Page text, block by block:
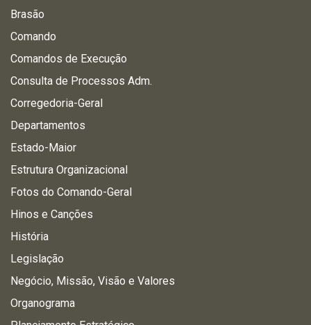
Brasão
Comando
Comandos de Execução
Consulta de Processos Adm.
Corregedoria-Geral
Departamentos
Estado-Maior
Estrutura Organizacional
Fotos do Comando-Geral
Hinos e Canções
História
Legislação
Negócio, Missão, Visão e Valores
Organograma